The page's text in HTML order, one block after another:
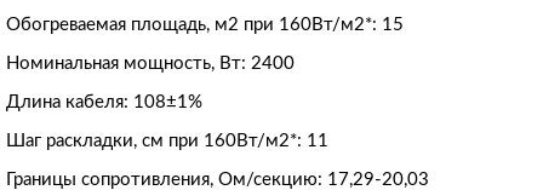
Обогреваемая площадь, м2 при 160Вт/м2*: 15
Номинальная мощность, Вт: 2400
Длина кабеля: 108±1%
Шаг раскладки, см при 160Вт/м2*: 11
Границы сопротивления, Ом/секцию: 17,29-20,03